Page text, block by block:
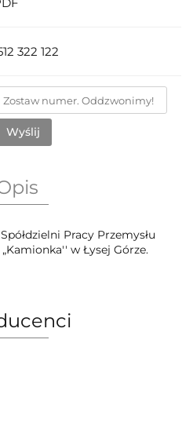
322 122
Wyślij
Pracy Przemysłu
w Łysej Górze.